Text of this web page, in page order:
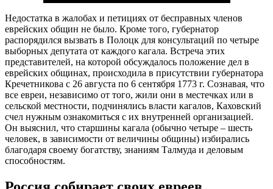
Недостатка в жалобах и петициях от бесправных членов
еврейских общин не было. Кроме того, губернатор
распорядился вызвать в Полоцк для консультаций по четыре
выборных депутата от каждого кагала. Встреча этих
представителей, на которой обсуждалось положение дел в
еврейских общинах, происходила в присутствии губернатора
Кречетникова с 26 августа по 6 сентября 1773 г. Сознавая, что
все евреи, независимо от того, жили они в местечках или в
сельской местности, подчинялись власти кагалов, Каховский
счел нужным ознакомиться с их внутренней организацией.
Он выяснил, что старшины кагала (обычно четыре – шесть
человек, в зависимости от величины общины) избирались
благодаря своему богатству, знаниям Талмуда и деловым
способностям.